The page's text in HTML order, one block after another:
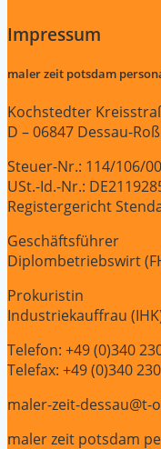
Impressum
maler zeit potsdam
Kochstedter
D – 06847 Dessau-
Steuer-Nr.: 114/106/
USt.-Id.-Nr.:
Registergericht
Geschäftsführer
Diplombetriebswirt
Prokuristin
Industriekauffrau
Telefon: +49 (0)340
Telefax: +49 (0)340
maler-zeit-dessau@t-
maler zeit potsdam